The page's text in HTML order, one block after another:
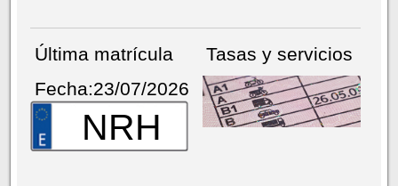
Última matrícula
Fecha:23/07/2026
NRH
Tasas y servicios